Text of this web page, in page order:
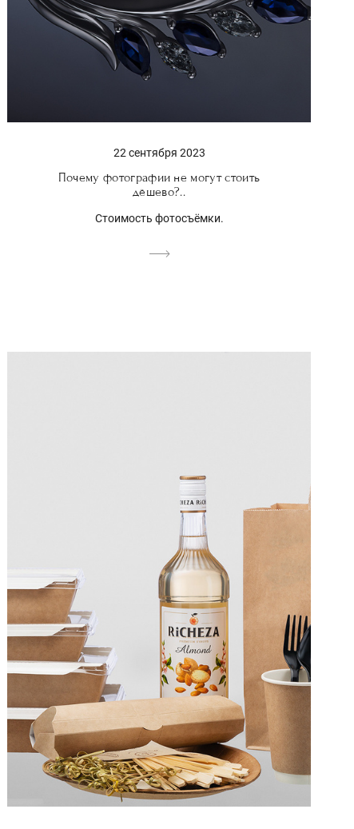
22 сентября 2023
Почему фотографии не могут стоить
дёшево?..
Стоимость фотосъёмки.